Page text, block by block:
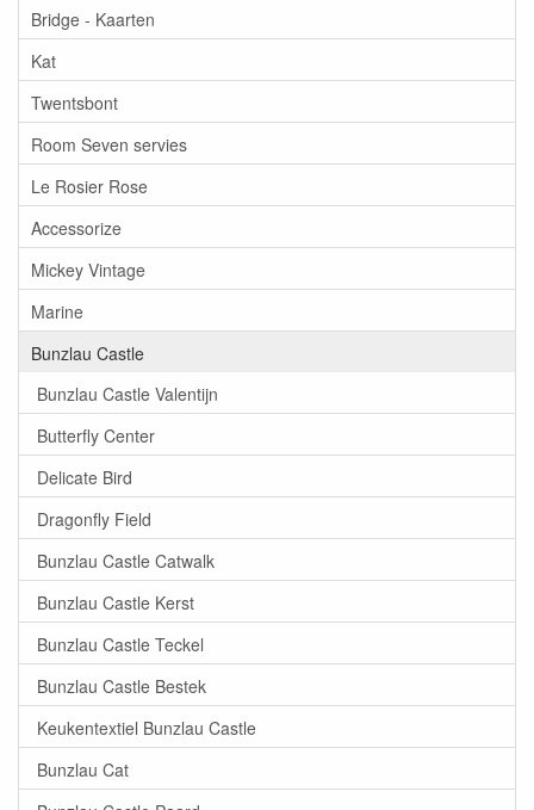
Bridge - Kaarten
Kat
Twentsbont
Room Seven servies
Le Rosier Rose
Accessorize
Mickey Vintage
Marine
Bunzlau Castle
Bunzlau Castle Valentijn
Butterfly Center
Delicate Bird
Dragonfly Field
Bunzlau Castle Catwalk
Bunzlau Castle Kerst
Bunzlau Castle Teckel
Bunzlau Castle Bestek
Keukentextiel Bunzlau Castle
Bunzlau Cat